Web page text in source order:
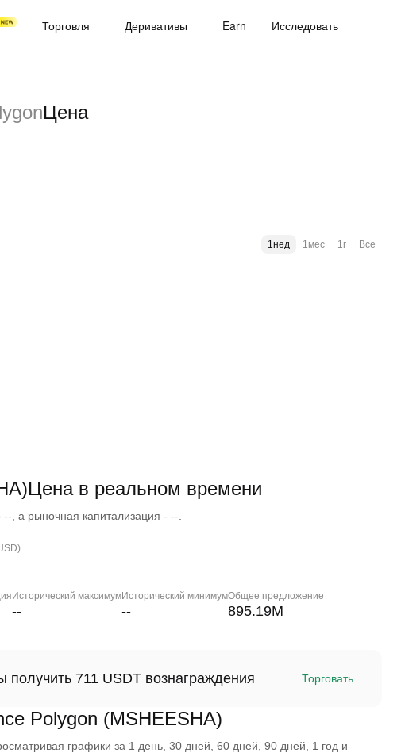
Торговля Деривативы Earn Исследовать
Цена
1нед 1мес 1г Все
в реальном времени
, а рыночная капитализация - --.
Исторический максимум
--
Исторический минимум
--
Общее предложение
895.19M
получить 711 USDT вознаграждения Торговать
Polygon (MSHEESHA)
графики за 1 день, 30 дней, 60 дней, 90 дней, 1 год и